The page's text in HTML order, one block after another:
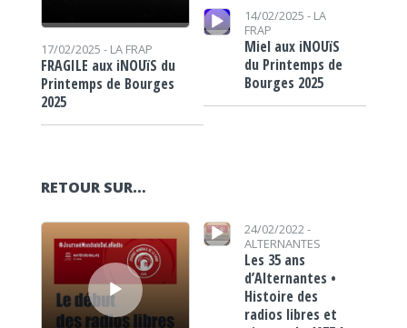
17/02/2025 - LA FRAP
FRAGILE aux iNOUïS du
Printemps de Bourges
2025
Lecteur audio 14/02/2025 - LA
FRAP
Miel aux iNOUïS
du Printemps de
Bourges 2025
RETOUR SUR…
Lecteur audio
Lecteur audio
24/02/2022 -
ALTERNANTES
Les 35 ans
d’Alternantes •
Histoire des
radios libres et